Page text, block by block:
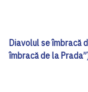
Diavolul se îmbracă
îmbracă de la